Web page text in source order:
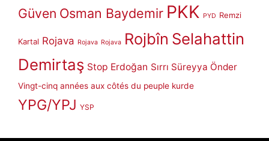
Güven Osman Baydemir PKK PYD Remzi
Kartal Rojava Rojava Rojava Rojbîn Selahattin
Demirtaş Stop Erdoğan Sırrı Süreyya Önder
Vingt-cinq années aux côtés du peuple kurde
YPG/YPJ YSP